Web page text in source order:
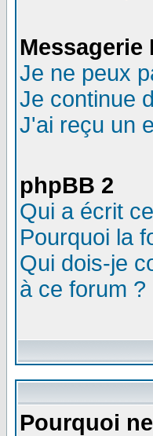
Messagerie
Je ne peux
Je continue
J'ai reçu un
phpBB 2
Qui a écrit
Pourquoi la
Qui dois-je
à ce forum ?
Pourquoi